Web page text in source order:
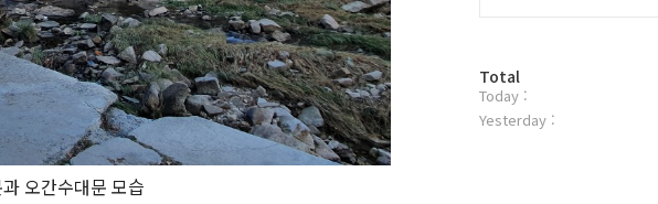
오간수대문 모습
방
문
자
Total
Today :
Yesterday :